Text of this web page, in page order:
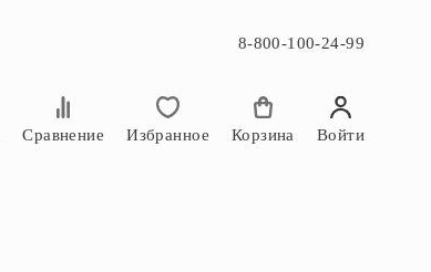
8-800-100-24-99
Сравнение Избранное Корзина Войти